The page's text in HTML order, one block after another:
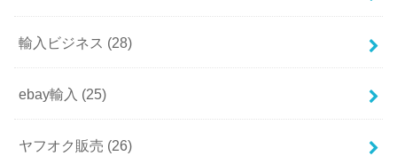
輸入ビジネス (28)
ebay輸入 (25)
ヤフオク販売 (26)